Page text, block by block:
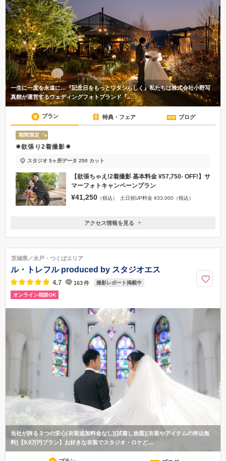
一生に一度を永遠に…『記念日をもっとワタシらしく』私たちは株式会社小野写
真館が運営するウェディングフォトブランド『…
プラン 特典・フェア ブログ
期間限定
✵欲張り2着撮影✵
スタジオ 5ヶ所データ 250 カット
【欲張ちゃえ!2着撮影 基本料金 ¥57,750- OFF!】サ
マーフォトキャンペーンプラン
¥41,250 （税込） 土日祝UP料金 ¥33,000（税込）
茨城県つくば市花室1597-1
分。常磐自動車道桜土浦ICより共に車で15分。
029-879-7811
アクセス情報を見る
茨城県／水戸・つくばエリア
ル・トレフル produced by スタジオエス
4.7 163件 撮影レポート掲載中
オンライン相談OK
当社が誇る３つの安心[衣装追加料金なし][試着し放題][衣装やアイテムの持込無
料]【9.9万円プラン】お好きな衣装でスタジオ・ロケど…